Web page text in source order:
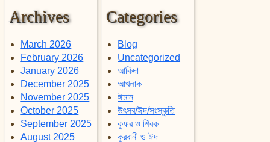
Archives
March 2026
February 2026
January 2026
December 2025
November 2025
October 2025
September 2025
August 2025
Categories
Blog
Uncategorized
আকিদা
আখলাক
ঈমান
উৎসব/ঈদ/সংস্কৃতি
কুফর ও শিরক
কুরবানী ও ঈদ